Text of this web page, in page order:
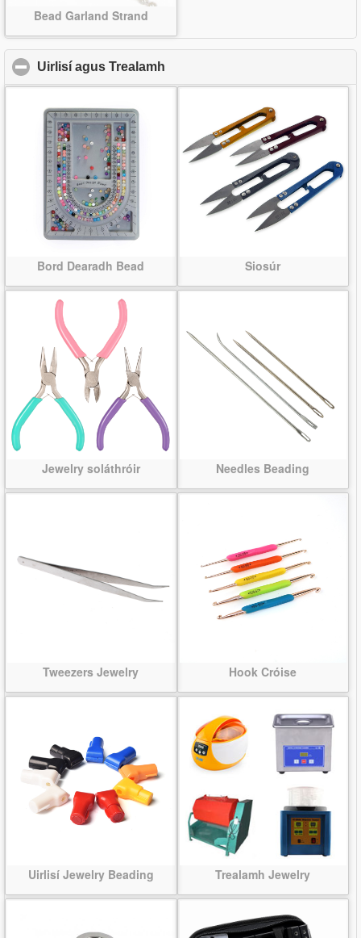
Bead Garland Strand
Uirlisí agus Trealamh
Bord Dearadh Bead Siosúr
Jewelry soláthróir Needles Beading
Tweezers Jewelry Hook Cróise
Uirlisí Jewelry Beading Trealamh Jewelry